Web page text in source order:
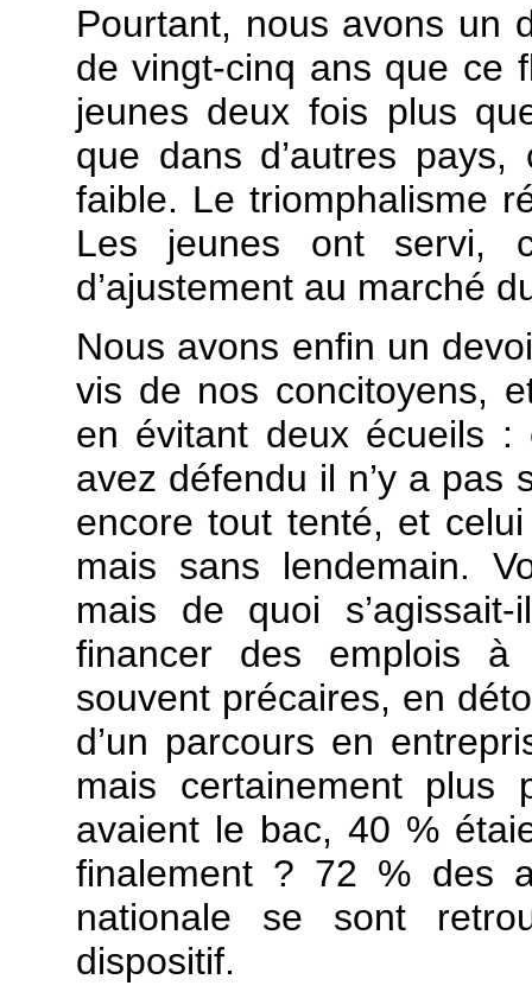
Pourtant, nous avons un
de vingt-cinq ans que ce
jeunes deux fois plus
que dans d’autres pays,
faible. Le triomphalisme
Les jeunes ont servi,
d’ajustement au marché
Nous avons enfin un
vis de nos concitoyens,
en évitant deux écueils :
avez défendu il n’y a pas
encore tout tenté, et
mais sans lendemain.
mais de quoi
financer des emplois
souvent précaires, en
d’un parcours en
mais certainement plus
avaient le bac, 40 %
finalement ? 72 % des
nationale se sont
dispositif.